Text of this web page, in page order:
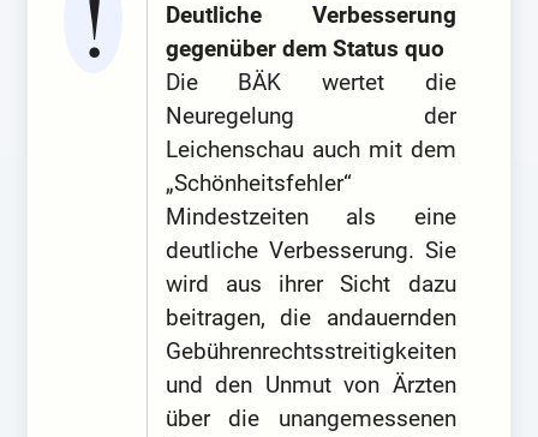
Deutliche Verbesserung
gegenüber dem Status quo
Die BÄK wertet die
Neuregelung der
Leichenschau auch mit dem
„Schönheitsfehler“
Mindestzeiten als eine
deutliche Verbesserung. Sie
wird aus ihrer Sicht dazu
beitragen, die andauernden
Gebührenrechtsstreitigkeiten
und den Unmut von Ärzten
über die unangemessenen